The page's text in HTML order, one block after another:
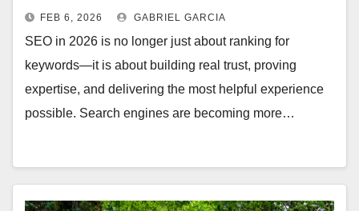
Still Works
FEB 6, 2026 GABRIEL GARCIA
SEO in 2026 is no longer just about ranking for
keywords—it is about building real trust, proving
expertise, and delivering the most helpful experience
possible. Search engines are becoming more…